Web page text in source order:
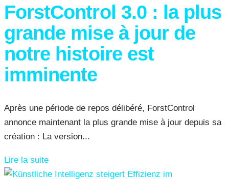
ForstControl 3.0 : la plus
grande mise à jour de
notre histoire est
imminente
Après une période de repos délibéré, ForstControl
annonce maintenant la plus grande mise à jour depuis sa
création : La version...
Lire la suite